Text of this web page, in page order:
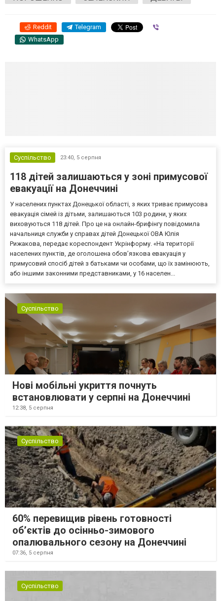
Reddit Telegram
WhatsApp
Суспільство 23:40, 5 серпня
118 дітей залишаються у зоні примусової
евакуації на Донеччині
У населених пунктах Донецької області, з яких триває примусова
евакуація сімей із дітьми, залишаються 103 родини, у яких
виховуються 118 дітей. Про це на онлайн-брифінгу повідомила
начальниця служби у справах дітей Донецької ОВА Юлія
Рижакова, передає кореспондент Укрінформу. «На території
населених пунктів, де оголошена обов’язкова евакуація у
примусовий спосіб дітей з батьками чи особами, що їх замінюють,
або іншими законними представниками, у 16 населен...
Суспільство
Нові мобільні укриття почнуть
встановлювати у серпні на Донеччині
12:38, 5 серпня
Суспільство
60% перевищив рівень готовності
об’єктів до осінньо-зимового
опалювального сезону на Донеччині
07:36, 5 серпня
Суспільство